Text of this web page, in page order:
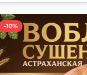
-10%